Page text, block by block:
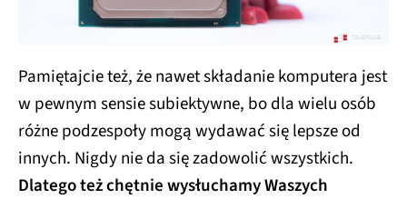
Pamiętajcie też, że nawet składanie komputera jest
w pewnym sensie subiektywne, bo dla wielu osób
różne podzespoły mogą wydawać się lepsze od
innych. Nigdy nie da się zadowolić wszystkich.
Dlatego też chętnie wysłuchamy Waszych